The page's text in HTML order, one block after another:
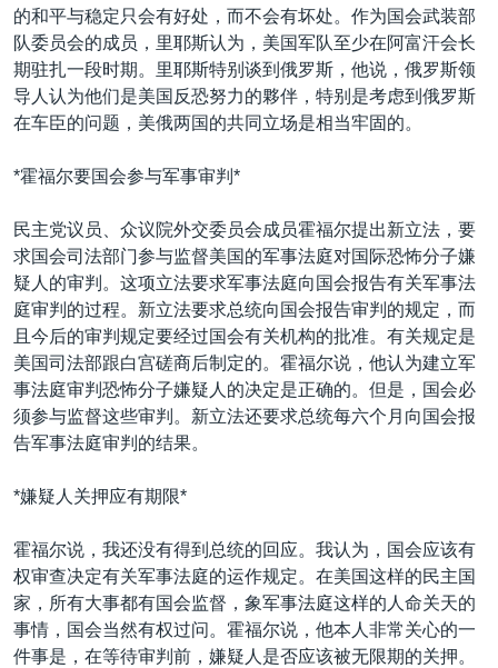
的和平与稳定只会有好处，而不会有坏处。作为国会武装部
队委员会的成员，里耶斯认为，美国军队至少在阿富汗会长
期驻扎一段时期。里耶斯特别谈到俄罗斯，他说，俄罗斯领
导人认为他们是美国反恐努力的夥伴，特别是考虑到俄罗斯
在车臣的问题，美俄两国的共同立场是相当牢固的。
*霍福尔要国会参与军事审判*
民主党议员、众议院外交委员会成员霍福尔提出新立法，要
求国会司法部门参与监督美国的军事法庭对国际恐怖分子嫌
疑人的审判。这项立法要求军事法庭向国会报告有关军事法
庭审判的过程。新立法要求总统向国会报告审判的规定，而
且今后的审判规定要经过国会有关机构的批准。有关规定是
美国司法部跟白宫磋商后制定的。霍福尔说，他认为建立军
事法庭审判恐怖分子嫌疑人的决定是正确的。但是，国会必
须参与监督这些审判。新立法还要求总统每六个月向国会报
告军事法庭审判的结果。
*嫌疑人关押应有期限*
霍福尔说，我还没有得到总统的回应。我认为，国会应该有
权审查决定有关军事法庭的运作规定。在美国这样的民主国
家，所有大事都有国会监督，象军事法庭这样的人命关天的
事情，国会当然有权过问。霍福尔说，他本人非常关心的一
件事是，在等待审判前，嫌疑人是否应该被无限期的关押。